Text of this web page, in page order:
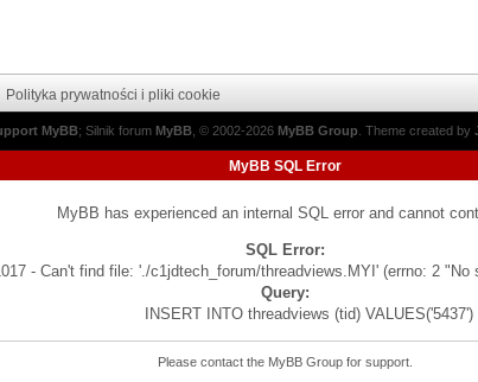
Polityka prywatności i pliki cookie
MyBB; Silnik forum MyBB , © 2002-2026 MyBB Group Theme created by
MyBB SQL Error
MyBB has experienced an internal SQL error and cannot
SQL Error:
- Can't find file: './c1jdtech_forum/threadviews.MYI' (errno: 2 "No
Query:
INSERT INTO threadviews (tid) VALUES('5437')
Please contact the MyBB Groupfor support.